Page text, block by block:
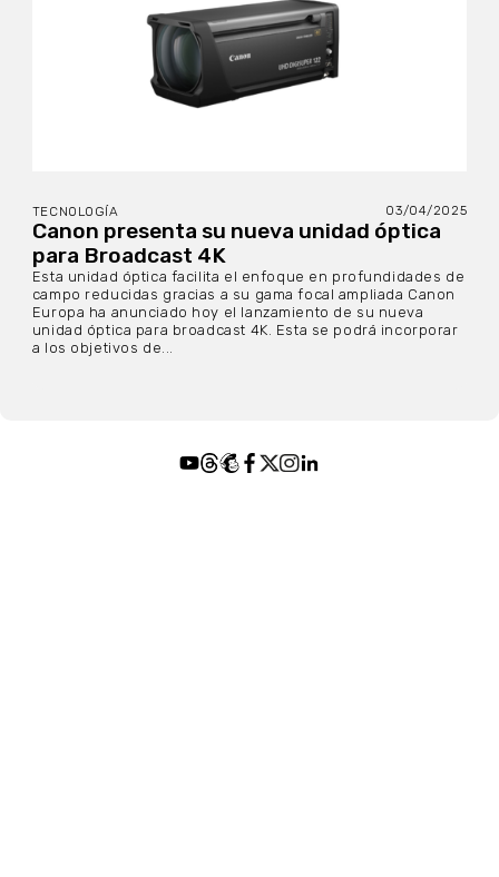
TECNOLOGÍA 03/04/2025
Canon presenta su nueva unidad óptica
para Broadcast 4K
Esta unidad óptica facilita el enfoque en profundidades de
campo reducidas gracias a su gama focal ampliada Canon
Europa ha anunciado hoy el lanzamiento de su nueva
unidad óptica para broadcast 4K. Esta se podrá incorporar
a los objetivos de...